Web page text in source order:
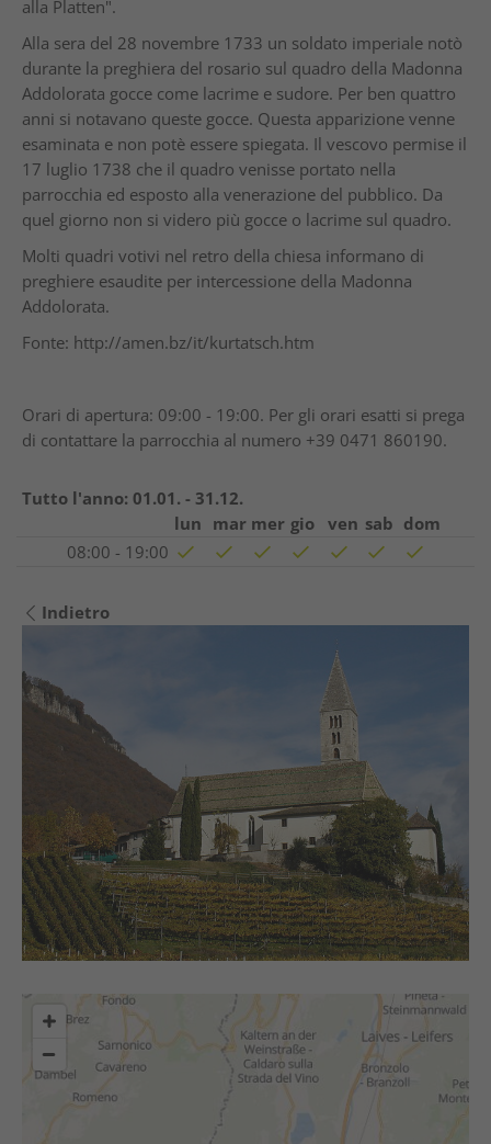
alla Platten".
Alla sera del 28 novembre 1733 un soldato imperiale notò
durante la preghiera del rosario sul quadro della Madonna
Addolorata gocce come lacrime e sudore. Per ben quattro
anni si notavano queste gocce. Questa apparizione venne
esaminata e non potè essere spiegata. Il vescovo permise il
17 luglio 1738 che il quadro venisse portato nella
parrocchia ed esposto alla venerazione del pubblico. Da
quel giorno non si videro più gocce o lacrime sul quadro.
Molti quadri votivi nel retro della chiesa informano di
preghiere esaudite per intercessione della Madonna
Addolorata.
Fonte: http://amen.bz/it/kurtatsch.htm
Orari di apertura: 09:00 - 19:00. Per gli orari esatti si prega
di contattare la parrocchia al numero +39 0471 860190.
Tutto l'anno: 01.01. - 31.12.
lun mar mer gio ven sab dom
08:00 - 19:00
Indietro